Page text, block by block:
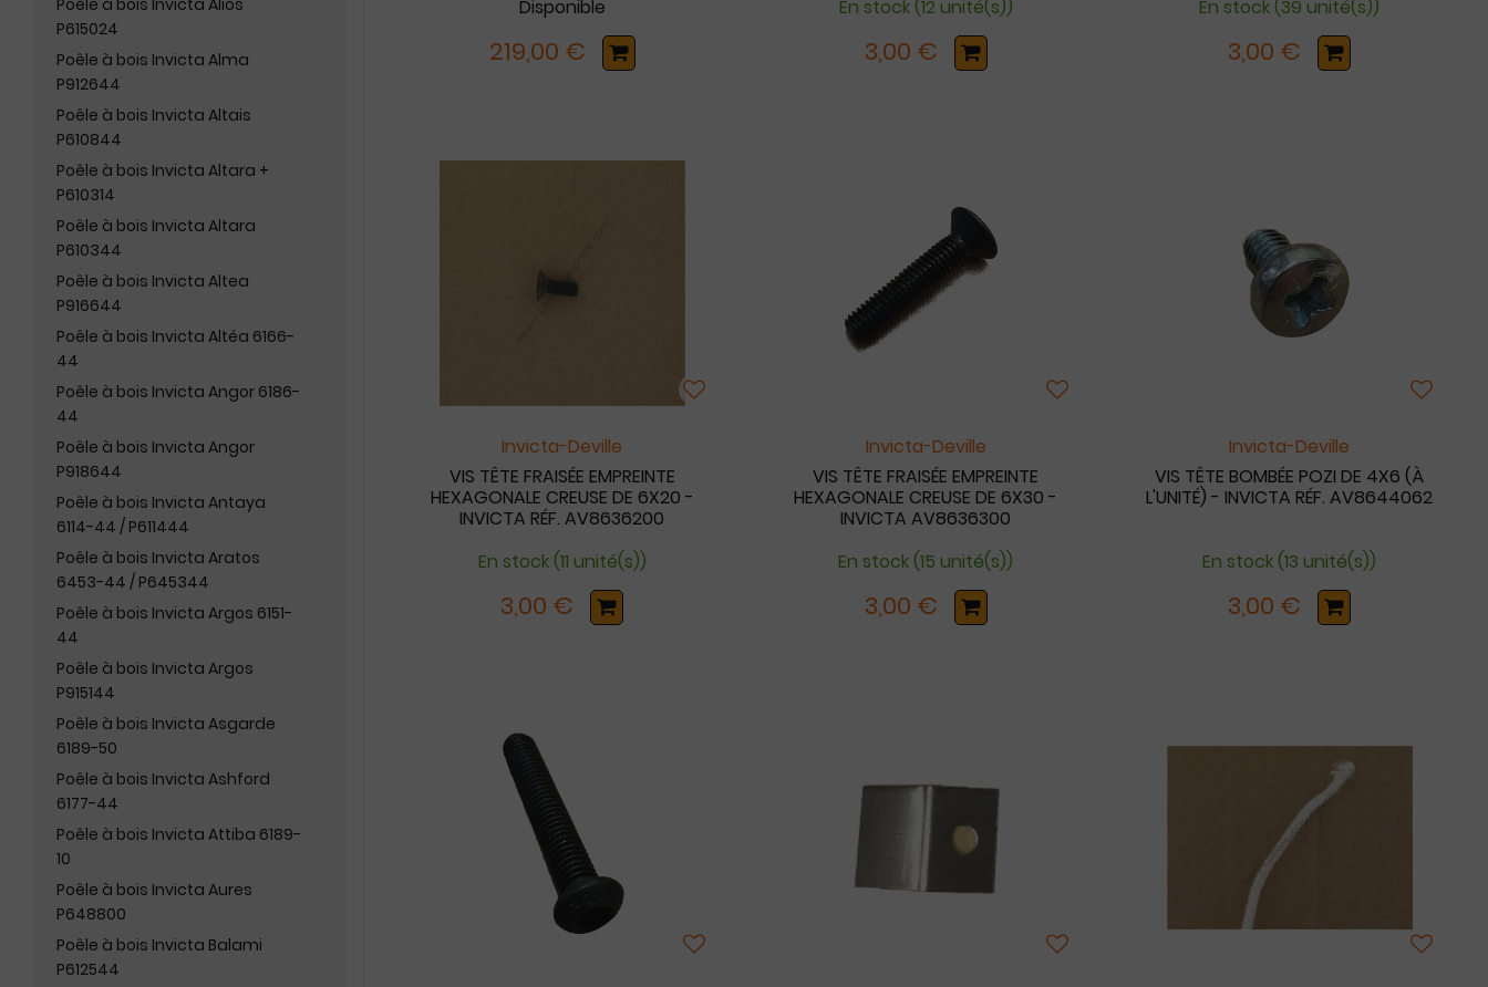
Poêle à bois Invicta Alios
P615024
Poêle à bois Invicta Alma
P912644
Poêle à bois Invicta Altais
P610844
Poêle à bois Invicta Altara +
P610314
Poêle à bois Invicta Altara
P610344
Poêle à bois Invicta Altea
P916644
Poêle à bois Invicta Altéa 6166-
44
Poêle à bois Invicta Angor 6186-
44
Poêle à bois Invicta Angor
P918644
Poêle à bois Invicta Antaya
6114-44 / P611444
Poêle à bois Invicta Aratos
6453-44 / P645344
Poêle à bois Invicta Argos 6151-
44
Poêle à bois Invicta Argos
P915144
Poêle à bois Invicta Asgarde
6189-50
Poêle à bois Invicta Ashford
6177-44
Poêle à bois Invicta Attiba 6189-
10
Poêle à bois Invicta Aures
P648800
Poêle à bois Invicta Balami
P612544
Disponible
219,00 €
En stock (12 unité(s))
3,00 €
En stock (39 unité(s))
3,00 €
Invicta-Deville
VIS TÊTE FRAISÉE EMPREINTE
HEXAGONALE CREUSE DE 6X20 -
INVICTA RÉF. AV8636200
En stock (11 unité(s))
3,00 €
Invicta-Deville
VIS TÊTE FRAISÉE EMPREINTE
HEXAGONALE CREUSE DE 6X30 -
INVICTA AV8636300
En stock (15 unité(s))
3,00 €
Invicta-Deville
VIS TÊTE BOMBÉE POZI DE 4X6 (À
L'UNITÉ) - INVICTA RÉF. AV8644062
En stock (13 unité(s))
3,00 €